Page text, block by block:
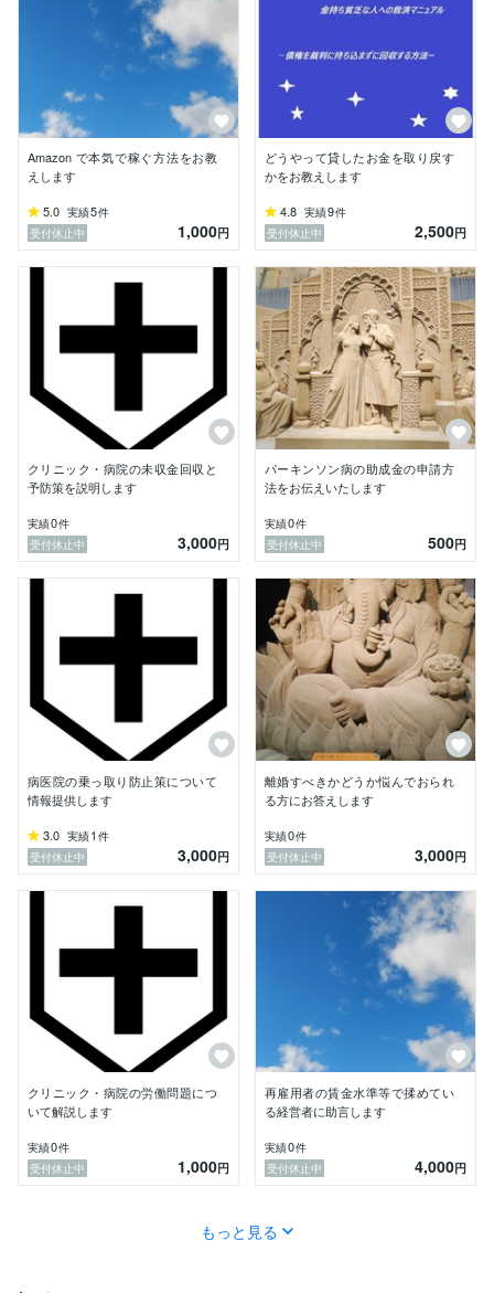
Amazon で本気で稼ぐ方法をお教
えします
5.0 実績5件
受付休止中
1,000円
どうやって貸したお金を取り戻す
かをお教えします
4.8 実績9件
受付休止中
2,500円
クリニック・病院の未収金回収と
予防策を説明します
実績0件
受付休止中
3,000円
パーキンソン病の助成金の申請方
法をお伝えいたします
実績0件
受付休止中
500円
病医院の乗っ取り防止策について
情報提供します
3.0 実績1 件
受付休止中
3,000円
離婚すべきかどうか悩んでおられ
る方にお答えします
実績0件
受付休止中
3,000円
クリニック・病院の労働問題につ
いて解説します
実績0件
受付休止中
1,000円
再雇用者の賃金水準等で揉めてい
る経営者に助言します
実績0件
受付休止中
4,000円
もっと見る